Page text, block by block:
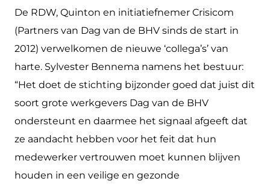
De RDW, Quinton en initiatiefnemer Crisicom
(Partners van Dag van de BHV sinds de start in
2012) verwelkomen de nieuwe ‘collega’s’ van
harte. Sylvester Bennema namens het bestuur:
“Het doet de stichting bijzonder goed dat juist dit
soort grote werkgevers Dag van de BHV
ondersteunt en daarmee het signaal afgeeft dat
ze aandacht hebben voor het feit dat hun
medewerker vertrouwen moet kunnen blijven
houden in een veilige en gezonde